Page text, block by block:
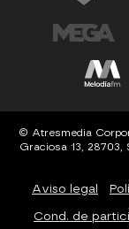
© Atresmedia
Graciosa 13, 28703,
Aviso legal
Cond. de